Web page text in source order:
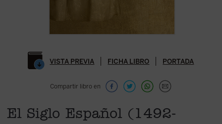
VISTA PREVIA FICHA LIBRO PORTADA
Compartir libro en
El Siglo Español (1492-